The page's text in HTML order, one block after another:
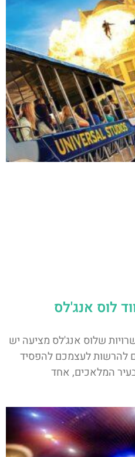
לוס אנג'לס
שלוס אנג'לס מציעה יש
להרשות לעצמכם להפסיד
המלאכים, אחד